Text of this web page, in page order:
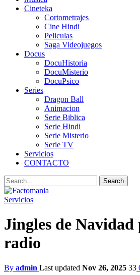
Cineteka
Cortometrajes
Cine Hindi
Peliculas
Saga Videojuegos
Docus
DocuHistoria
DocuMisterio
DocuPsico
Series
Dragon Ball
Animacion
Serie Biblica
Serie Hindi
Serie Misterio
Serie TV
Servicios
CONTACTO
Servicios
Jingles de
radio
By admin Last updated Nov 26, 2025 33